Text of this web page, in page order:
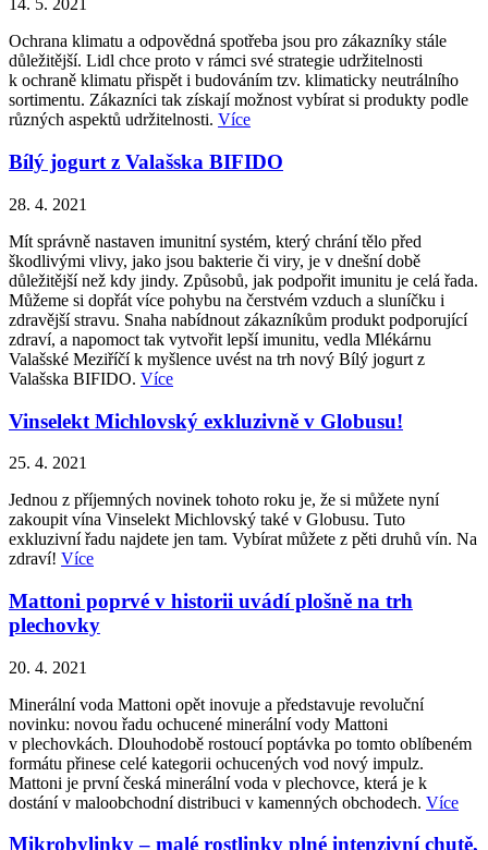
14. 5. 2021
Ochrana klimatu a odpovědná spotřeba jsou pro zákazníky stále
důležitější. Lidl chce proto v rámci své strategie udržitelnosti
k ochraně klimatu přispět i budováním tzv. klimaticky neutrálního
sortimentu. Zákazníci tak získají možnost vybírat si produkty podle
různých aspektů udržitelnosti. Více
Bílý jogurt z Valašska BIFIDO
28. 4. 2021
Mít správně nastaven imunitní systém, který chrání tělo před
škodlivými vlivy, jako jsou bakterie či viry, je v dnešní době
důležitější než kdy jindy. Způsobů, jak podpořit imunitu je celá řada.
Můžeme si dopřát více pohybu na čerstvém vzduch a sluníčku i
zdravější stravu. Snaha nabídnout zákazníkům produkt podporující
zdraví, a napomoct tak vytvořit lepší imunitu, vedla Mlékárnu
Valašské Meziříčí k myšlence uvést na trh nový Bílý jogurt z
Valašska BIFIDO. Více
Vinselekt Michlovský exkluzivně v Globusu!
25. 4. 2021
Jednou z příjemných novinek tohoto roku je, že si můžete nyní
zakoupit vína Vinselekt Michlovský také v Globusu. Tuto
exkluzivní řadu najdete jen tam. Vybírat můžete z pěti druhů vín. Na
zdraví! Více
Mattoni poprvé v historii uvádí plošně na trh
plechovky
20. 4. 2021
Minerální voda Mattoni opět inovuje a představuje revoluční
novinku: novou řadu ochucené minerální vody Mattoni
v plechovkách. Dlouhodobě rostoucí poptávka po tomto oblíbeném
formátu přinese celé kategorii ochucených vod nový impulz.
Mattoni je první česká minerální voda v plechovce, která je k
dostání v maloobchodní distribuci v kamenných obchodech. Více
Mikrobylinky – malé rostlinky plné intenzivní chutě,